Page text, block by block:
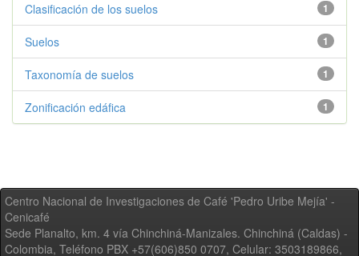
1
Clasificación de los suelos
1
Suelos
1
Taxonomía de suelos
1
Zonificación edáfica
Centro Nacional de Investigaciones de Café 'Pedro Uribe Mejía' -
Cenicafé
Sede Planalto, km. 4 vía Chinchiná-Manizales. Chinchiná (Caldas) -
Colombia, Teléfono PBX +57(606)850 0707, Celular: 3503189866,